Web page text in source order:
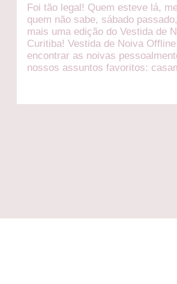
Foi tão legal! Quem esteve lá,
quem não sabe, sábado
mais uma edição do Vestida de
Curitiba! Vestida de Noiva
encontrar as noivas
nossos assuntos favoritos: